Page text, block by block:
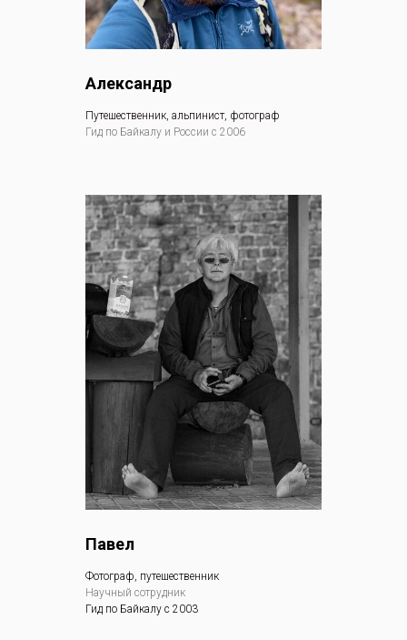
Александр
Путешественник, альпинист, фотограф
Гид по Байкалу и России с 2006
Павел
Фотограф, путешественник
Научный сотрудник
Гид по Байкалу с 2003